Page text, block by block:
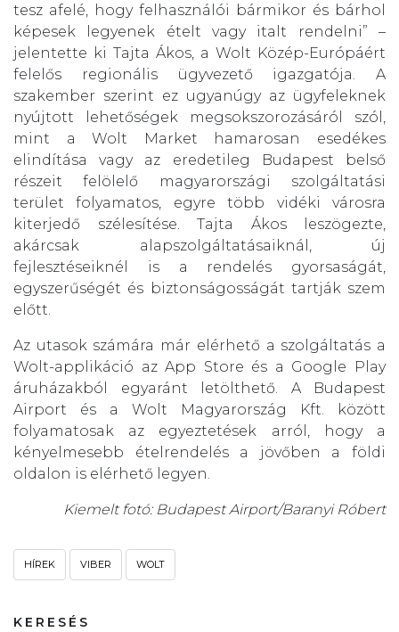
tesz afelé, hogy felhasználói bármikor és bárhol
képesek legyenek ételt vagy italt rendelni” –
jelentette ki Tajta Ákos, a Wolt Közép-Európáért
felelős regionális ügyvezető igazgatója. A
szakember szerint ez ugyanúgy az ügyfeleknek
nyújtott lehetőségek megsokszorozásáról szól,
mint a Wolt Market hamarosan esedékes
elindítása vagy az eredetileg Budapest belső
részeit felölelő magyarországi szolgáltatási
terület folyamatos, egyre több vidéki városra
kiterjedő szélesítése. Tajta Ákos leszögezte,
akárcsak alapszolgáltatásaiknál, új
fejlesztéseiknél is a rendelés gyorsaságát,
egyszerűségét és biztonságosságát tartják szem
előtt.
Az utasok számára már elérhető a szolgáltatás a
Wolt-applikáció az App Store és a Google Play
áruházakból egyaránt letölthető. A Budapest
Airport és a Wolt Magyarország Kft. között
folyamatosak az egyeztetések arról, hogy a
kényelmesebb ételrendelés a jövőben a földi
oldalon is elérhető legyen.
Kiemelt fotó: Budapest Airport/Baranyi Róbert
HÍREK VIBER WOLT
KERESÉS